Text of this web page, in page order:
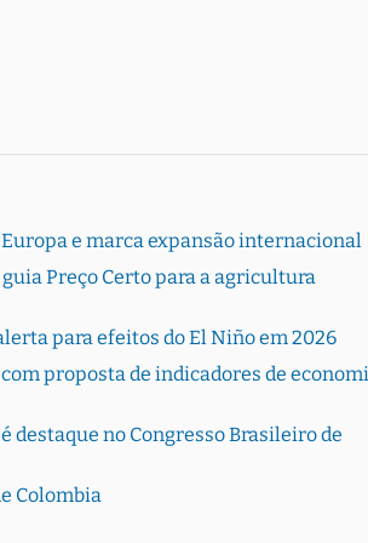
e marca expansão internacional
guia Preço Certo para a agricultura
para efeitos do El Niño em 2026
proposta de indicadores de
destaque no Congresso Brasileiro de
Colombia